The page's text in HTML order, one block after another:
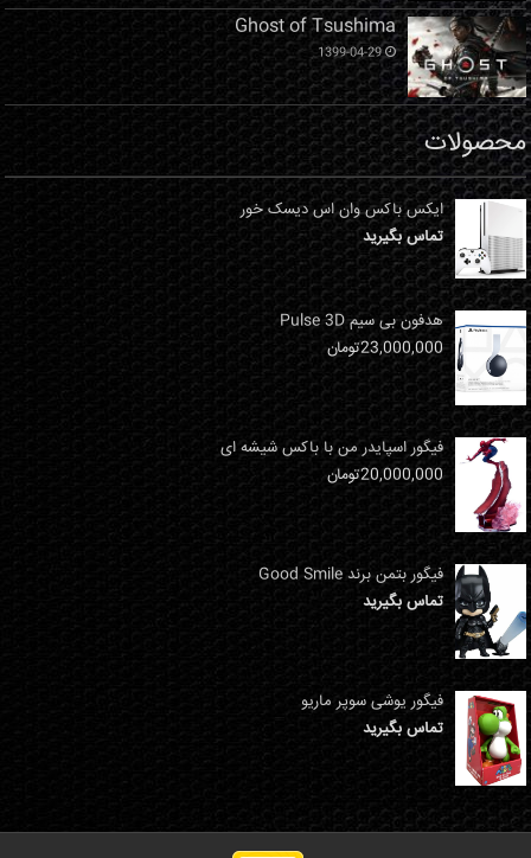
Ghost of Tsushima
1399-04-29
محصولات
ایکس باکس وان اس دیسک خور
تماس بگیرید
هدفون بی سیم Pulse 3D
23,000,000تومان
فیگور اسپایدر من با باکس شیشه ای
20,000,000تومان
فیگور بتمن برند Good Smile
تماس بگیرید
فیگور یوشی سوپر ماریو
تماس بگیرید